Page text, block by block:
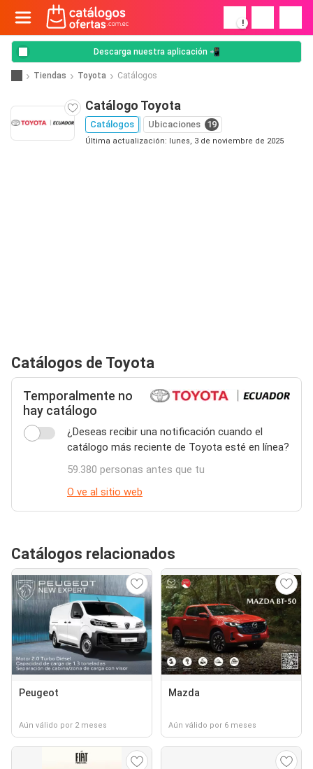
!
Descarga nuestra aplicación 📲
Tiendas Toyota Catálogos
Catálogo Toyota
Catálogos Ubicaciones 19
Última actualización: lunes, 3 de noviembre de 2025
Catálogos de Toyota
Temporalmente no
hay catálogo
¿Deseas recibir una notificación cuando el
catálogo más reciente de Toyota esté en línea?
59.380 personas antes que tu
O ve al sitio web
Catálogos relacionados
Peugeot
Aún válido por 2 meses
Mazda
Aún válido por 6 meses